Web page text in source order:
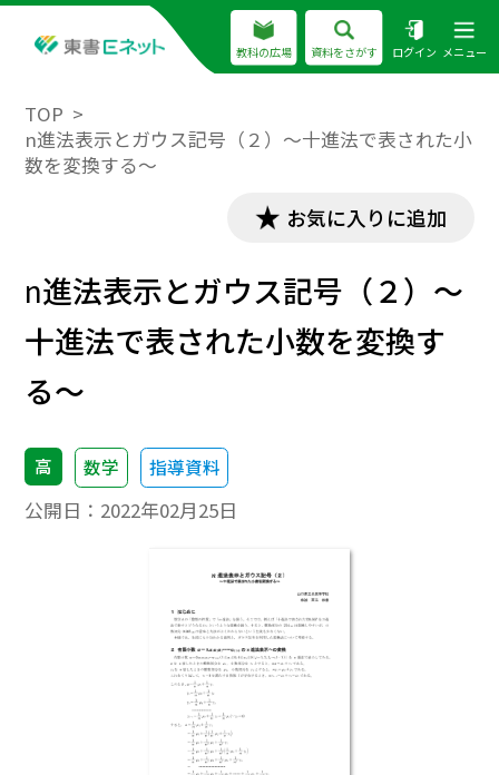
教科の広場 資料をさがす ログイン メニュー
TOP
n進法表示とガウス記号（２）～十進法で表された小
数を変換する～
お気に入りに追加
n進法表示とガウス記号（２）～
十進法で表された小数を変換す
る～
高 数学 指導資料
公開日： 2022年02月25日